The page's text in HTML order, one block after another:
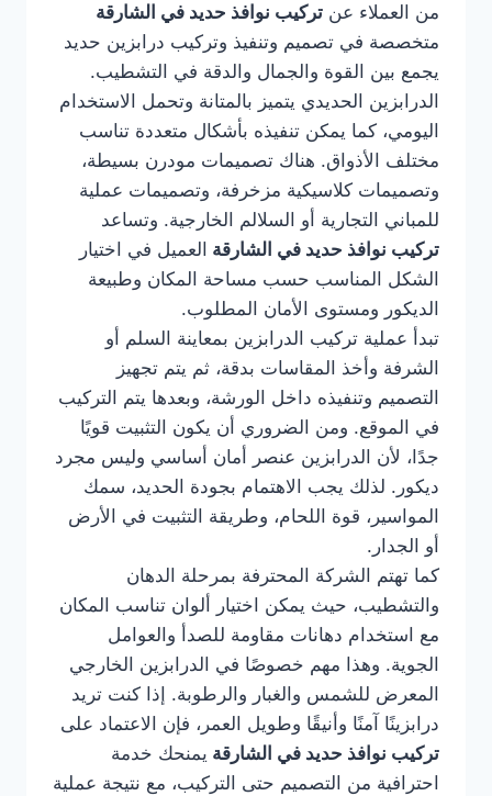
من العملاء عن تركيب نوافذ حديد في الشارقة
متخصصة في تصميم وتنفيذ وتركيب درابزين حديد
يجمع بين القوة والجمال والدقة في التشطيب.
الدرابزين الحديدي يتميز بالمتانة وتحمل الاستخدام
اليومي، كما يمكن تنفيذه بأشكال متعددة تناسب
مختلف الأذواق. هناك تصميمات مودرن بسيطة،
وتصميمات كلاسيكية مزخرفة، وتصميمات عملية
للمباني التجارية أو السلالم الخارجية. وتساعد
تركيب نوافذ حديد في الشارقة العميل في اختيار
الشكل المناسب حسب مساحة المكان وطبيعة
الديكور ومستوى الأمان المطلوب.
تبدأ عملية تركيب الدرابزين بمعاينة السلم أو
الشرفة وأخذ المقاسات بدقة، ثم يتم تجهيز
التصميم وتنفيذه داخل الورشة، وبعدها يتم التركيب
في الموقع. ومن الضروري أن يكون التثبيت قويًا
جدًا، لأن الدرابزين عنصر أمان أساسي وليس مجرد
ديكور. لذلك يجب الاهتمام بجودة الحديد، سمك
المواسير، قوة اللحام، وطريقة التثبيت في الأرض
أو الجدار.
كما تهتم الشركة المحترفة بمرحلة الدهان
والتشطيب، حيث يمكن اختيار ألوان تناسب المكان
مع استخدام دهانات مقاومة للصدأ والعوامل
الجوية. وهذا مهم خصوصًا في الدرابزين الخارجي
المعرض للشمس والغبار والرطوبة. إذا كنت تريد
درابزينًا آمنًا وأنيقًا وطويل العمر، فإن الاعتماد على
تركيب نوافذ حديد في الشارقة يمنحك خدمة
احترافية من التصميم حتى التركيب، مع نتيجة عملية